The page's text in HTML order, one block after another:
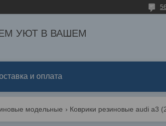
УЮТ В ВАШЕМ
и оплата
модельные